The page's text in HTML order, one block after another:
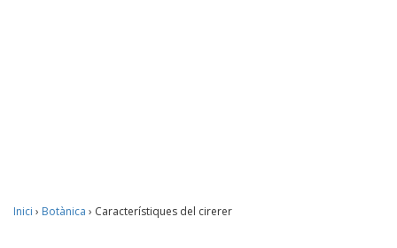
Inici › Botànica › Característiques del cirerer